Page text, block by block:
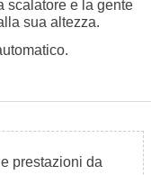
scalatore e la gente
sua altezza.
prestazioni da